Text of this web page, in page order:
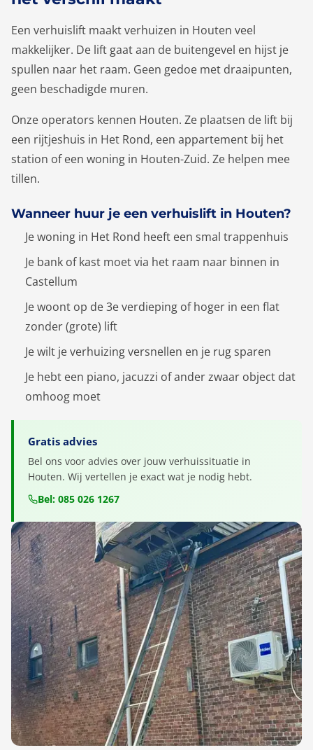
Een verhuislift maakt verhuizen in Houten veel
makkelijker. De lift gaat aan de buitengevel en hijst je
spullen naar het raam. Geen gedoe met draaipunten,
geen beschadigde muren.
Onze operators kennen Houten. Ze plaatsen de lift bij
een rijtjeshuis in Het Rond, een appartement bij het
station of een woning in Houten-Zuid. Ze helpen mee
tillen.
Wanneer huur je een verhuislift in Houten?
Je woning in Het Rond heeft een smal trappenhuis
Je bank of kast moet via het raam naar binnen in
Castellum
Je woont op de 3e verdieping of hoger in een flat
zonder (grote) lift
Je wilt je verhuizing versnellen en je rug sparen
Je hebt een piano, jacuzzi of ander zwaar object dat
omhoog moet
Gratis advies
Bel ons voor advies over jouw verhuissituatie in
Houten. Wij vertellen je exact wat je nodig hebt.
Bel: 085 026 1267